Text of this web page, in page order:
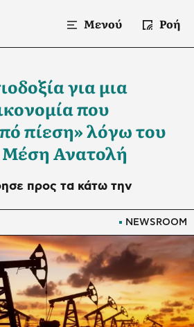
Μενού Ροή
NEWSROOM
για μια
που
πίεση» λόγω του
Ανατολή
προς τα κάτω την